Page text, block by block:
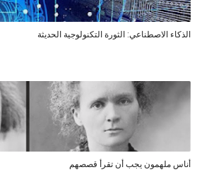
الذكاء الاصطناعي: الثورة التكنولوجية الحديثة
أناس ملهمون يجب أن تقرأ قصصهم